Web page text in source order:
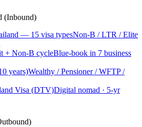
(Inbound)
— 15 visa typesNon-B / LTR / Elite
+ Non-B cycleBlue-book in 7 business
years)Wealthy / Pensioner / WFTP /
Visa (DTV)Digital nomad · 5-yr